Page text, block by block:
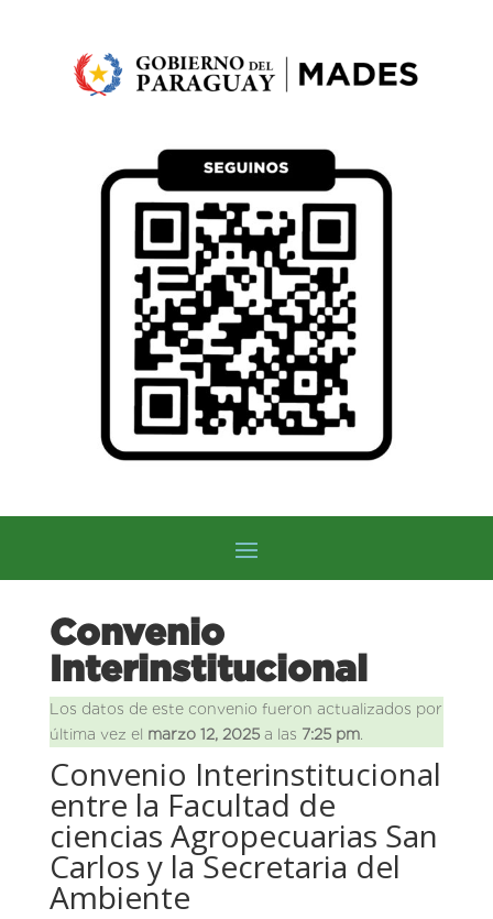
Convenio
Interinstitucional
Los datos de este convenio fueron actualizados por
última vez el marzo 12, 2025a las 7:25 pm.
Convenio Interinstitucional
entre la Facultad de
ciencias Agropecuarias San
Carlos y la Secretaria del
Ambiente